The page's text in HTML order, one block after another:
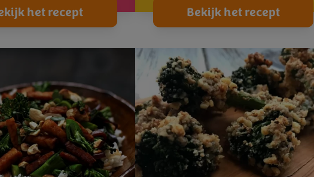
het recept Bekijk het recept